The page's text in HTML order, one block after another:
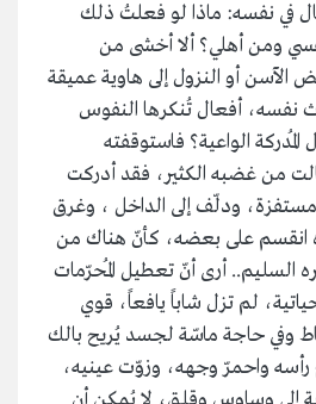
في نفسه: ماذا لو فعلتُ ذلك
ومن أهلي؟ ألا أخشى من
أو النزول إلى هاوية عميقة
نفسه، أفعال تُنكرها النفوس
الواعية؟ فاستوقفته
من غضبه الكثير، فقد أدركت
ودلّف إلى الداخل ، وغرق
انقسم على بعضه، كأنّ هناك من
السليم.. أرى أنّ تعطيل المُحرّمات
لم تزل شاباً يافعاً، قوي
وفي حاجة ماسّة لجسد يُريح بالك
واحمرّ وجهه، وزوّت عينيه،